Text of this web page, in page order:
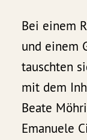
Bei einem
und einem
tauschten
mit dem
Beate
Emanuele